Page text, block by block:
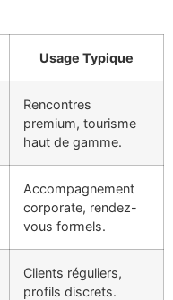
Usage Typique
Rencontres
premium, tourisme
haut de gamme.
Accompagnement
corporate, rendez-
vous formels.
Clients réguliers,
profils discrets.